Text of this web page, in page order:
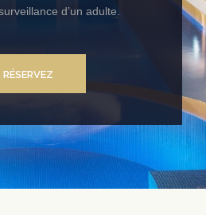
d’un adulte.
RÉSERVEZ